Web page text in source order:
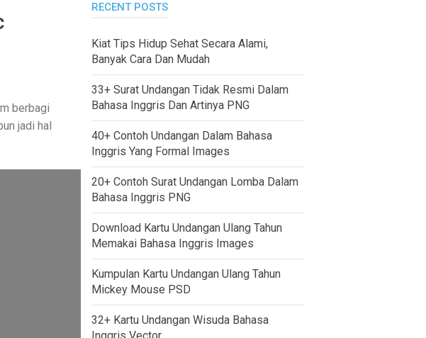
berbagi
jadi hal
RECENT POSTS
Kiat Tips Hidup Sehat Secara Alami,
Banyak Cara Dan Mudah
33+ Surat Undangan Tidak Resmi Dalam
Bahasa Inggris Dan Artinya PNG
40+ Contoh Undangan Dalam Bahasa
Inggris Yang Formal Images
20+ Contoh Surat Undangan Lomba Dalam
Bahasa Inggris PNG
Download Kartu Undangan Ulang Tahun
Memakai Bahasa Inggris Images
Kumpulan Kartu Undangan Ulang Tahun
Mickey Mouse PSD
32+ Kartu Undangan Wisuda Bahasa